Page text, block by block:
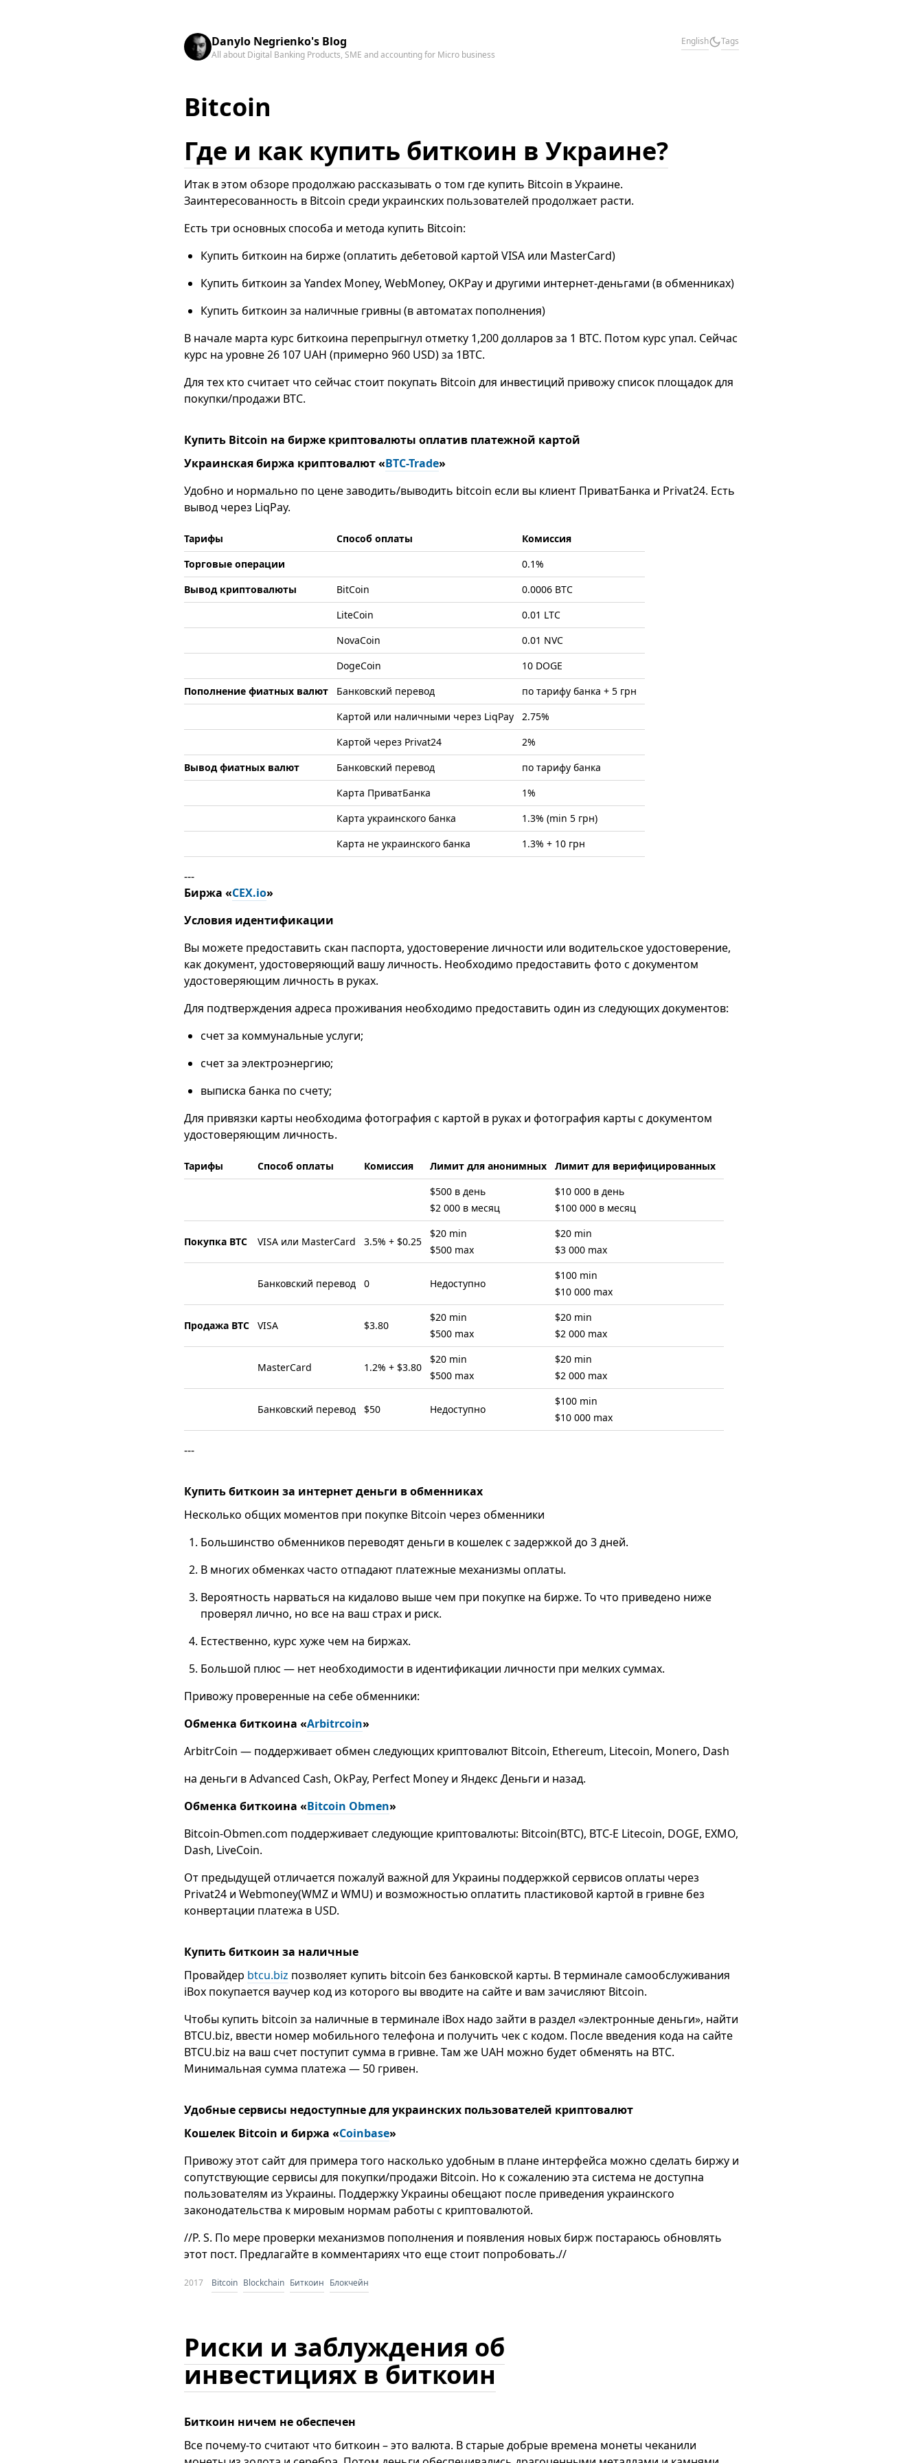
Danylo Negrienko's Blog
All about Digital Banking Products, SME and accounting for Micro business
English Tags
Bitcoin
Где и как купить биткоин в Украине?
Итак в этом обзоре продолжаю рассказывать о том где купить Bitcoin в Украине.
Заинтересованность в Bitcoin среди украинских пользователей продолжает расти.
Есть три основных способа и метода купить Bitcoin:
Купить биткоин на бирже (оплатить дебетовой картой VISA или MasterCard)
Купить биткоин за Yandex Money, WebMoney, OKPay и другими интернет-деньгами (в обменниках)
Купить биткоин за наличные гривны (в автоматах пополнения)
В начале марта курс биткоина перепрыгнул отметку 1,200 долларов за 1 BTC. Потом курс упал. Сейчас
курс на уровне 26 107 UAH (примерно 960 USD) за 1BTC.
Для тех кто считает что сейчас стоит покупать Bitcoin для инвестиций привожу список площадок для
покупки/продажи BTC.
Купить Bitcoin на бирже криптовалюты оплатив платежной картой
Украинская биржа криптовалют «BTC-Trade»
Удобно и нормально по цене заводить/выводить bitcoin если вы клиент ПриватБанка и Privat24. Есть
вывод через LiqPay.
Тарифы Способ оплаты
Комиссия
Торговые операции
0.1%
Вывод криптовалюты
BitCoin
0.0006 BTC
LiteCoin
0.01 LTC
NovaCoin
0.01 NVC
DogeCoin
10 DOGE
Пополнение фиатных валют
Банковский перевод
по тарифу банка + 5 грн
Картой или наличными через LiqPay
2.75%
Картой через Privat24
2%
Вывод фиатных валют
Банковский перевод
по тарифу банка
Карта ПриватБанка
1%
Карта украинского банка
1.3% (min 5 грн)
Карта не украинского банка
1.3% + 10 грн
---
Биржа «CEX.io»
Условия идентификации
Вы можете предоставить скан паспорта, удостоверение личности или водительское удостоверение,
как документ, удостоверяющий вашу личность. Необходимо предоставить фото с документом
удостоверяющим личность в руках.
Для подтверждения адреса проживания необходимо предоставить один из следующих документов:
счет за коммунальные услуги;
счет за электроэнергию;
выписка банка по счету;
Для привязки карты необходима фотография с картой в руках и фотография карты с документом
удостоверяющим личность.
Тарифы Способ оплаты Комиссия Лимит для анонимных
Лимит для верифицированных
$500 в день
$2 000 в месяц
$10 000 в день
$100 000 в месяц
Покупка BTC VISA или MasterCard 3.5% + $0.25
$20 min
$500 max
$20 min
$3 000 max
Банковский перевод 0 Недоступно
$100 min
$10 000 max
Продажа BTС VISA $3.80
$20 min
$500 max
$20 min
$2 000 max
MasterCard 1.2% + $3.80
$20 min
$500 max
$20 min
$2 000 max
Банковский перевод $50 Недоступно
$100 min
$10 000 max
---
Купить биткоин за интернет деньги в обменниках
Несколько общих моментов при покупке Bitcoin через обменники
Большинство обменников переводят деньги в кошелек с задержкой до 3 дней.
В многих обменках часто отпадают платежные механизмы оплаты.
Вероятность нарваться на кидалово выше чем при покупке на бирже. То что приведено ниже
проверял лично, но все на ваш страх и риск.
Естественно, курс хуже чем на биржах.
Большой плюс — нет необходимости в идентификации личности при мелких суммах.
Привожу проверенные на себе обменники:
Обменка биткоина «Arbitrcoin»
ArbitrCoin — поддерживает обмен следующих криптовалют Bitcoin, Ethereum, Litecoin, Monero, Dash
на деньги в Advanced Cash, OkPay, Perfect Money и Яндекс Деньги и назад.
Обменка биткоина «Bitcoin Obmen»
Bitcoin-Obmen.com поддерживает следующие криптовалюты: Bitcoin(BTC), BTC-E Litecoin, DOGE, EXMO,
Dash, LiveCoin.
От предыдущей отличается пожалуй важной для Украины поддержкой сервисов оплаты через
Privat24 и Webmoney(WMZ и WMU) и возможностью оплатить пластиковой картой в гривне без
конвертации платежа в USD.
Купить биткоин за наличные
Провайдер btcu.biz позволяет купить bitcoin без банковской карты. В терминале самообслуживания
iBox покупается ваучер код из которого вы вводите на сайте и вам зачисляют Bitcoin.
Чтобы купить bitcoin за наличные в терминале iBox надо зайти в раздел «электронные деньги», найти
BTCU.biz, ввести номер мобильного телефона и получить чек с кодом. После введения кода на сайте
BTCU.biz на ваш счет поступит сумма в гривне. Там же UAH можно будет обменять на BTC.
Минимальная сумма платежа — 50 гривен.
Удобные сервисы недоступные для украинских пользователей криптовалют
Кошелек Bitcoin и биржа «Coinbase»
Привожу этот сайт для примера того насколько удобным в плане интерфейса можно сделать биржу и
сопутствующие сервисы для покупки/продажи Bitcoin. Но к сожалению эта система не доступна
пользователям из Украины. Поддержку Украины обещают после приведения украинского
законодательства к мировым нормам работы с криптовалютой.
//P. S. По мере проверки механизмов пополнения и появления новых бирж постараюсь обновлять
этот пост. Предлагайте в комментариях что еще стоит попробовать.//
2017 Bitcoin Blockchain Биткоин Блокчейн
Риски и заблуждения об
инвестициях в биткоин
Биткоин ничем не обеспечен
Все почему-то считают что биткоин – это валюта. В старые добрые времена монеты чеканили